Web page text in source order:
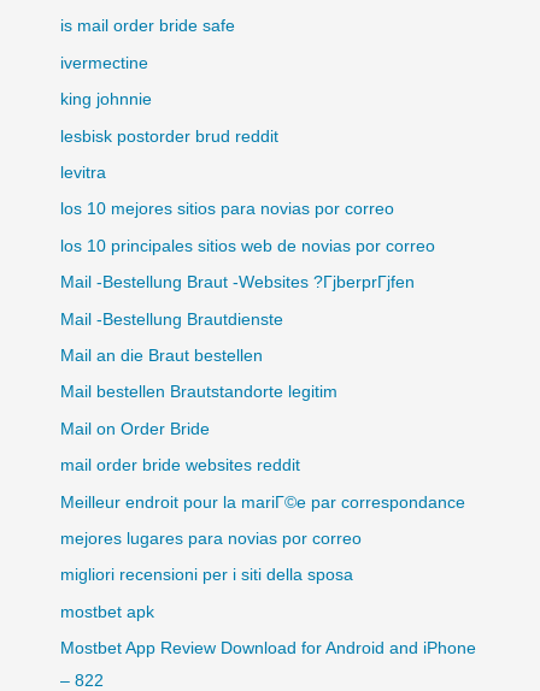
is mail order bride safe
ivermectine
king johnnie
lesbisk postorder brud reddit
levitra
los 10 mejores sitios para novias por correo
los 10 principales sitios web de novias por correo
Mail -Bestellung Braut -Websites ?ГјberprГјfen
Mail -Bestellung Brautdienste
Mail an die Braut bestellen
Mail bestellen Brautstandorte legitim
Mail on Order Bride
mail order bride websites reddit
Meilleur endroit pour la mariГ©e par correspondance
mejores lugares para novias por correo
migliori recensioni per i siti della sposa
mostbet apk
Mostbet App Review Download for Android and iPhone
– 822